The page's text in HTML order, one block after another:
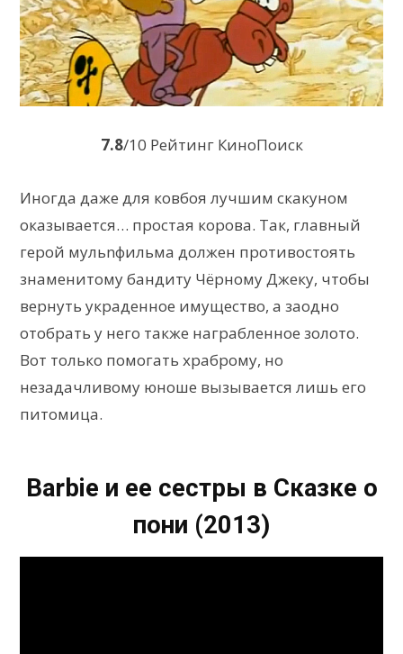
7.8/10 Рейтинг КиноПоиск
Иногда даже для ковбоя лучшим скакуном
оказывается… простая корова. Так, главный
герой мульnфильма должен противостоять
знаменитому бандиту Чёрному Джеку, чтобы
вернуть украденное имущество, а заодно
отобрать у него также награбленное золото.
Вот только помогать храброму, но
незадачливому юноше вызывается лишь его
питомица.
Barbie и ее сестры в Сказке о
пони (2013)